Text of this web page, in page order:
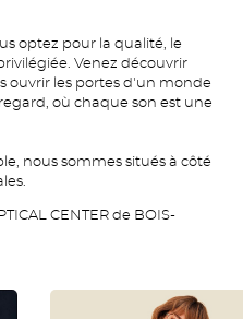
optez pour la qualité, le
Venez découvrir
ouvrir les portes d'un monde
où chaque son est une
nous sommes situés à côté
CENTER de BOIS-